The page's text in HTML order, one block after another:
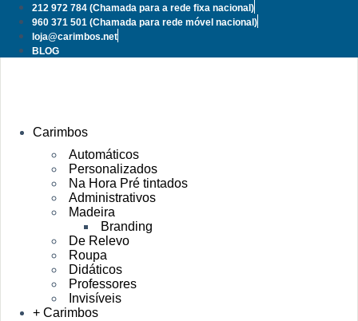
Pular
para
conteúdo
212 972 784 (Chamada para a rede fixa nacional)
960 371 501 (Chamada para rede móvel nacional)
loja@carimbos.net
BLOG
Carimbos
Automáticos
Personalizados
Na Hora Pré tintados
Administrativos
Madeira
Branding
De Relevo
Roupa
Didáticos
Professores
Invisíveis
+ Carimbos